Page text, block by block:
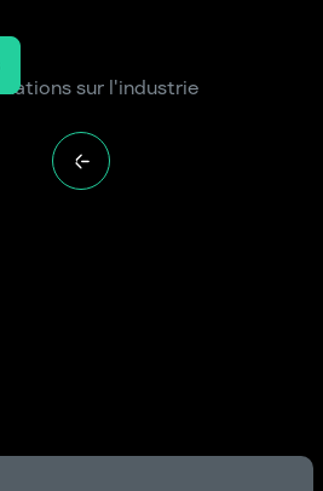
sur l'industrie